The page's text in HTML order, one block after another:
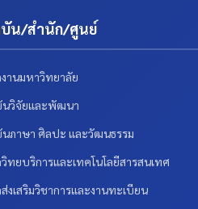
บัน/สำนัก/ศูนย์
านมหาวิทยาลัย
นวิจัยและพัฒนา
ภาษา ศิลปะ และวัฒนธรรม
ทยบริการและเทคโนโลยีสารสนเทศ
งเสริมวิชาการและงานทะเบียน